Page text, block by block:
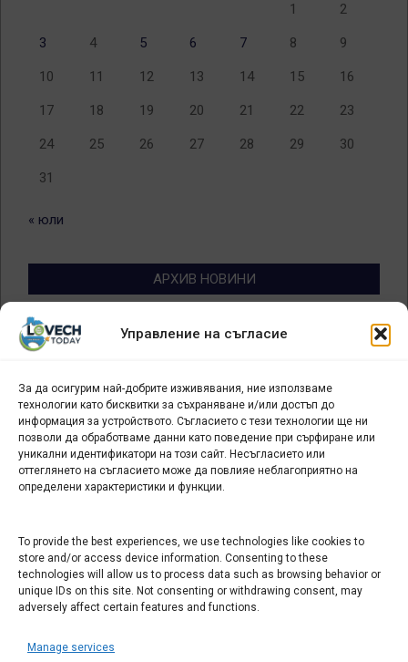
Управление на съгласие
За да осигурим най-добрите изживявания, ние използваме
технологии като бисквитки за съхраняване и/или достъп до
информация за устройството. Съгласието с тези технологии ще ни
позволи да обработваме данни като поведение при сърфиране или
уникални идентификатори на този сайт. Несъгласието или
оттеглянето на съгласието може да повлияе неблагоприятно на
определени характеристики и функции.
To provide the best experiences, we use technologies like cookies to
store and/or access device information. Consenting to these
technologies will allow us to process data such as browsing behavior or
unique IDs on this site. Not consenting or withdrawing consent, may
adversely affect certain features and functions.
Manage services
1 2
3 4 5 6 7 8 9
10 11 12 13 14 15 16
17 18 19 20 21 22 23
24 25 26 27 28 29 30
31
« юли
АРХИВ НОВИНИ
Архив
новини
БИЗНЕС
Арт галерия "Мостове" – магазин за изкуство
СЕВЕРОЗАПАДА ИНФОРМАЦИОНЕН БИЗНЕС
ТУРИСТИЧЕСКИ КЛЪСТЕР
ИНСТИТУЦИИ В ЛОВЕЧ
Административен съд Ловеч
Областна администрация Ловеч
ОДМВР Ловеч